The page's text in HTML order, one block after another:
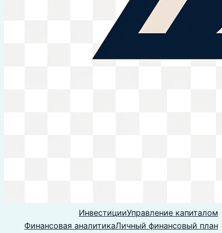
ИнвестицииУправление капиталом
Финансовая аналитикаЛичный финансовый план